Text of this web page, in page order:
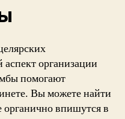
организации
помогают
Вы можете найти
впишутся в